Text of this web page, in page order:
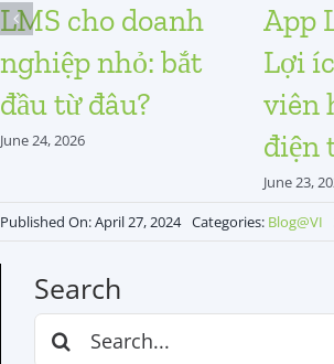
LMS cho doanh
nghiệp nhỏ: bắt
đầu từ đâu?
June 24, 2026
App
Lợi
viên
điện
June 23,
Published On: April 27, 2024 Categories: Blog@VI
Search
Search